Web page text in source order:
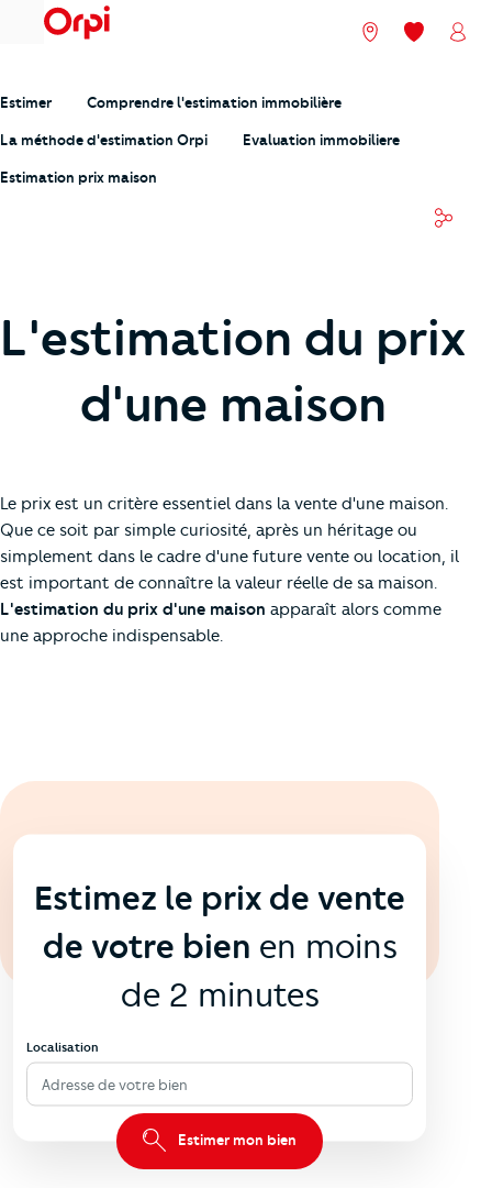
menu Nos agences
Mes
Estimer Comprendre l'estimation immobilière
La méthode d'estimation Orpi Evaluation immobiliere
Estimation prix maison
L'estimation du prix
d'une maison
Le prix est un critère essentiel dans la vente d'une maison.
Que ce soit par simple curiosité, après un héritage ou
simplement dans le cadre d'une future vente ou location, il
est important de connaître la valeur réelle de sa maison.
L'estimation du prix d'une maison apparaît alors comme
une approche indispensable.
Estimez le prix de vente
de votre bien en moins
de 2 minutes
Localisation
Adresse de votre bien
Estimer mon bien